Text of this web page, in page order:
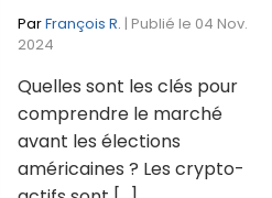
ParFrançois R. | Publié le 04 Nov.
2024
Quelles sont les clés pour
comprendre le marché
avant les élections
américaines ? Les crypto-